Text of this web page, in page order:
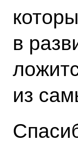
в
из